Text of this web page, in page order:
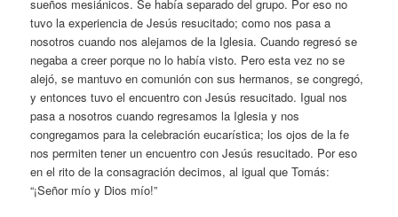
sueños mesiánicos. Se había separado del grupo. Por eso no
tuvo la experiencia de Jesús resucitado; como nos pasa a
nosotros cuando nos alejamos de la Iglesia. Cuando regresó se
negaba a creer porque no lo había visto. Pero esta vez no se
alejó, se mantuvo en comunión con sus hermanos, se congregó,
y entonces tuvo el encuentro con Jesús resucitado. Igual nos
pasa a nosotros cuando regresamos la Iglesia y nos
congregamos para la celebración eucarística; los ojos de la fe
nos permiten tener un encuentro con Jesús resucitado. Por eso
en el rito de la consagración decimos, al igual que Tomás:
“¡Señor mío y Dios mío!”